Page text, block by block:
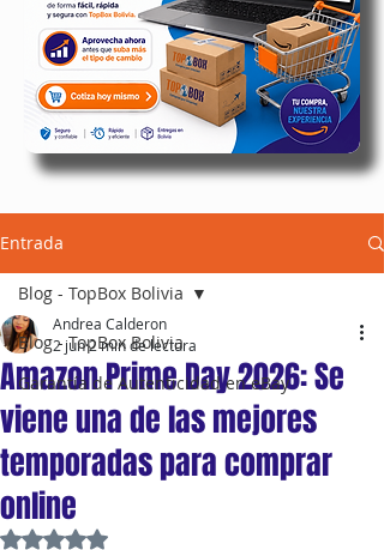
Entrada
Blog - TopBox Bolivia
Garantía de Autenticidad en eBay
Blog - TopBox Bolivia
Amazon Prime Day 2026: Se
viene una de las mejores
temporadas para comprar
online
Andrea Calderon
2 jun2 min de lectura
Obtuvo NaN de 5 estrellas.